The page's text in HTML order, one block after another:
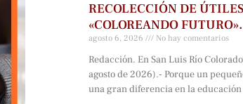
RECOLECCIÓN DE ÚTILES
«COLOREANDO FUTURO».
agosto 6, 2026 No hay comentarios
Redacción. En San Luis Río
agosto de 2026).- Porque un
una gran diferencia en la